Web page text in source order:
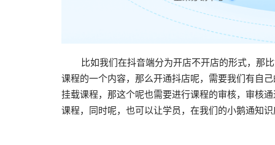
比如我们在抖音端分为开店不开店的形式，那比
课程的一个内容，那么开通抖店呢，需要我们有自
挂载课程，那这个呢也需要进行课程的审核，审核
课程，同时呢，也可以让学员，在我们的小鹅通知